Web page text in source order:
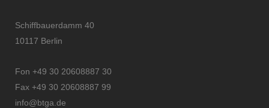
Schiffbauerdamm 40
10117 Berlin
Fon +49 30 20608887 30
Fax +49 30 20608887 99
info@btga.de